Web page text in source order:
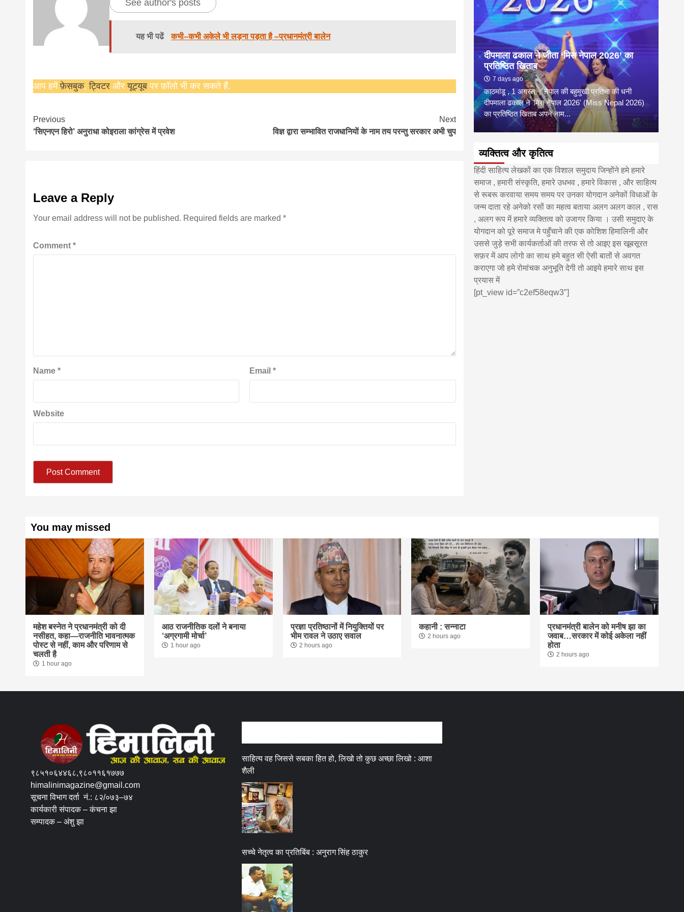
See author's posts
यह भी पढें कभी–कभी अकेले भी लड़ना पड़ता है –प्रधानमंत्री बालेन
आप हमेंफ़ेसबुक,ट्विटरऔरयूट्यूब पर फ़ॉलो भी कर सकते हैं.
Continue
Reading
Previous
‘सिएनएन हिरो’ अनुराधा कोइराला कांग्रेस में प्रवेश
Next
विज्ञ द्वारा सम्भावित राजधानियाे‌ं के नाम तय परन्तु सरकार अभी चुप
Leave a Reply
Your email address will not be published. Required fields are marked*
Comment*
Name* Email*
Website
सीताराम विवाह पंचमी महोत्सव के तीसरे दिन धनुष
3 years ago
जनकपुरधाम/मिश्री लाल मधुकर। सीताराम विवाह पंचमी
दीपमाला ढकाल ने जीता ‘मिस नेपाल 2026’ का
प्रतिष्ठित खिताब
7 days ago
काठमांडू , 1 अगस्त । नेपाल की बहुमुखी प्रतिभा की धनी
दीपमाला ढकाल ने 'मिस नेपाल 2026' (Miss Nepal 2026)
का प्रतिष्ठित खिताब अपने नाम...
व्यक्तित्व और कृतित्व
हिंदी साहित्य लेखकों का एक विशाल समुदाय जिन्होंने हमे हमारे
समाज , हमारी संस्कृति, हमारे उधभव , हमारे विकास , और साहित्य
से रूबरू करवाया समय समय पर उनका योगदान अनेकों विधाओं के
जन्म दाता रहे अनेको रसों का महत्व बताया अलग अलग काल , रास
, अलग रूप में हमारे व्यक्तित्व को उजागर किया । उसी समुदाए के
योगदान को पूरे समाज मे पहुँचाने की एक कोशिश हिमालिनी और
उससे जुड़े सभी कार्यकर्ताओं की तरफ से तो आइए इस खूबसूरत
सफ़र में आप लोगो का साथ हमे बहुत सी ऐसी बातों से अवगत
कराएगा जो हमे रोमांचक अनुभूति देगी तो आइये हमारे साथ इस
प्रयास में
[pt_view id=”c2ef58eqw3″]
You may missed
महेश बस्नेत ने प्रधानमंत्री को दी
नसीहत, कहा—राजनीति भावनात्मक
पोस्ट से नहीं, काम और परिणाम से
चलती है
1 hour ago
आठ राजनीतिक दलों ने बनाया
‘अग्रगामी मोर्चा’
1 hour ago
प्रज्ञा प्रतिष्ठानों में नियुक्तियों पर
भीम रावल ने उठाए सवाल
2 hours ago
कहानी : सन्नाटा
2 hours ago
प्रधानमंत्री बालेन को मनीष झा का
जवाब…सरकार में कोई अकेला नहीं
होता
2 hours ago
९८५१०६४४६८,९८०११६१७७७
himalinimagazine@gmail.com
सूचना विभाग दर्ता नं.: ८२/०७३–७४
कार्यकारी संपादक – कंचना झा
सम्पादक – अंशु झा
साहित्य वह जिससे सबका हित हो, लिखो तो कुछ अच्छा लिखो : आशा
शैली
सच्चे नेतृत्व का प्रतिबिंब : अनुराग सिंह ठाकुर